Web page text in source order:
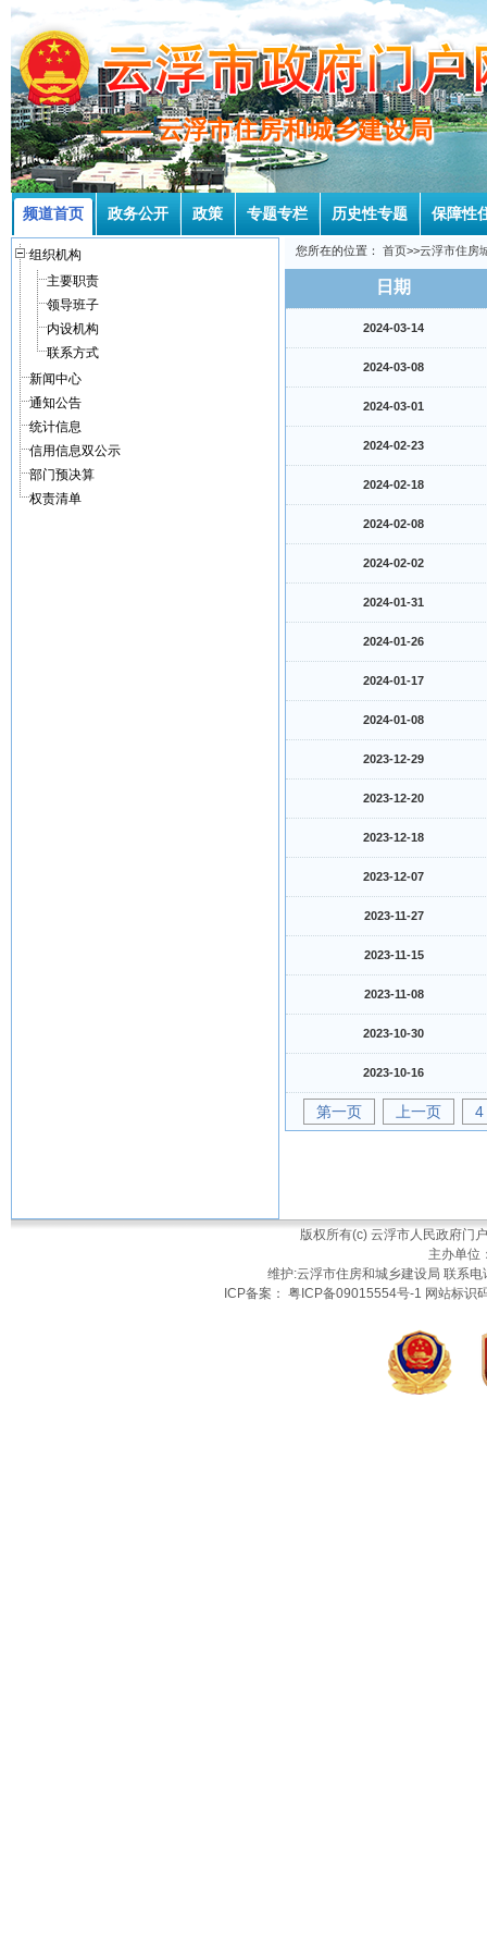
—— 云浮市住房和城乡建设局
—— 云浮市住房和城乡建设局
频道首页 政务公开 政策 专题专栏 历史性专题 保障性
组织机构
主要职责
领导班子
内设机构
联系方式
新闻中心
通知公告
统计信息
信用信息双公示
部门预决算
权责清单
您所在的位置： 首页>>云浮市住房
日期
2024-03-14
2024-03-08
2024-03-01
2024-02-23
2024-02-18
2024-02-08
2024-02-02
2024-01-31
2024-01-26
2024-01-17
2024-01-08
2023-12-29
2023-12-20
2023-12-18
2023-12-07
2023-11-27
2023-11-15
2023-11-08
2023-10-30
2023-10-16
第一页 上一页 4
版权所有(c) 云浮市人民政府门
主办单
维护:云浮市住房和城乡建设局 联系
ICP备案： 粤ICP备09015554号-1 网站标